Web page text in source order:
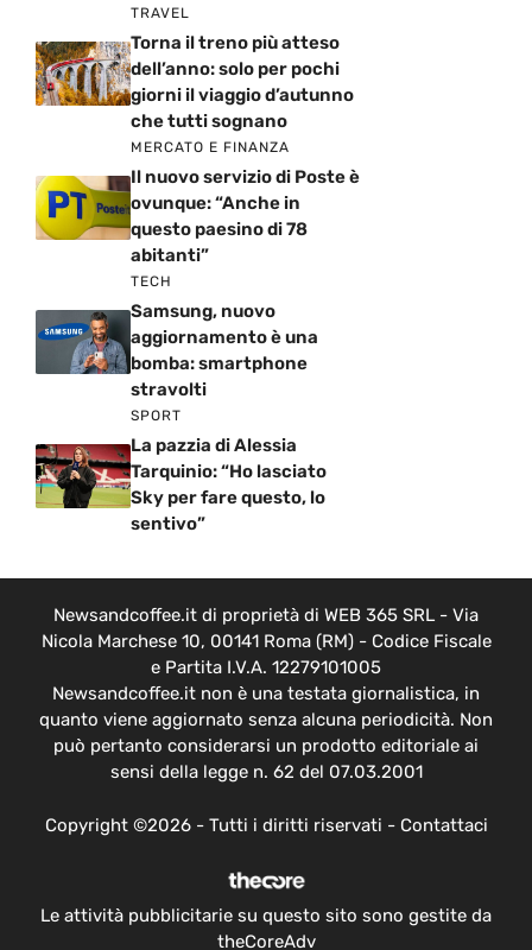
TRAVEL
Torna il treno più atteso
dell’anno: solo per pochi
giorni il viaggio d’autunno
che tutti sognano
MERCATO E FINANZA
Il nuovo servizio di Poste è
ovunque: “Anche in
questo paesino di 78
abitanti”
TECH
Samsung, nuovo
aggiornamento è una
bomba: smartphone
stravolti
SPORT
La pazzia di Alessia
Tarquinio: “Ho lasciato
Sky per fare questo, lo
sentivo”
Newsandcoffee.it di proprietà di WEB 365 SRL - Via
Nicola Marchese 10, 00141 Roma (RM) - Codice Fiscale
e Partita I.V.A. 12279101005
Newsandcoffee.it non è una testata giornalistica, in
quanto viene aggiornato senza alcuna periodicità. Non
può pertanto considerarsi un prodotto editoriale ai
sensi della legge n. 62 del 07.03.2001
Copyright ©2026 - Tutti i diritti riservati - Contattaci
Le attività pubblicitarie su questo sito sono gestite da
theCoreAdv